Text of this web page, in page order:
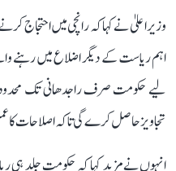
وزیر اعلیٰ نے کہا کہ رانچی میں احتجاج
اہم ریاست کے دیگر اضلاع میں رہنے
لیے حکومت صرف راجدھانی تک محدود
تجاویز حاصل کرے گی تاکہ اصلاحات کا
انہوں نے مزید کہا کہ حکومت جلد ہی